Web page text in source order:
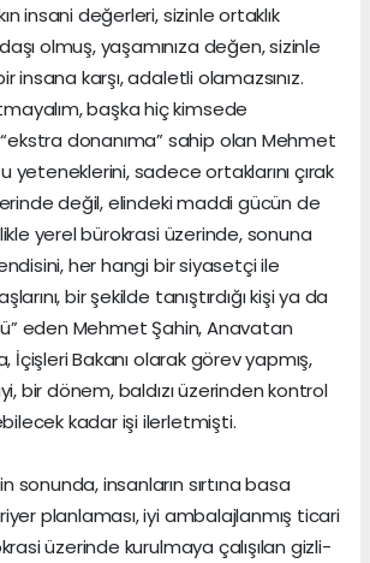
insani değerleri, sizinle ortaklık
olmuş, yaşamınıza değen, sizinle
insana karşı, adaletli olamazsınız.
başka hiç kimsede
donanıma” sahip olan Mehmet
yeteneklerini, sadece ortaklarını çırak
değil, elindeki maddi gücün de
yerel bürokrasi üzerinde, sonuna
her hangi bir siyasetçi ile
bir şekilde tanıştırdığı kişi ya da
eden Mehmet Şahin, Anavatan
İçişleri Bakanı olarak görev yapmış,
bir dönem, baldızı üzerinden kontrol
kadar işi ilerletmişti.
sonunda, insanların sırtına basa
planlaması, iyi ambalajlanmış ticari
üzerinde kurulmaya çalışılan gizli-